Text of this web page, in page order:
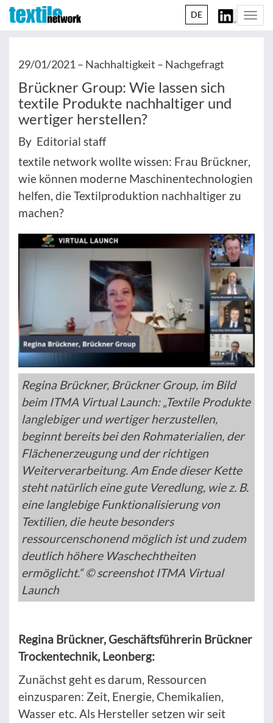
DE
29/01/2021 – Nachhaltigkeit – Nachgefragt
Brückner Group: Wie lassen sich
textile Produkte nachhaltiger und
wertiger herstellen?
By Editorial staff
textile network wollte wissen: Frau Brückner,
wie können moderne Maschinentechnologien
helfen, die Textilproduktion nachhaltiger zu
machen?
Regina Brückner, Brückner Group, im Bild
beim ITMA Virtual Launch: „Textile Produkte
langlebiger und wertiger herzustellen,
beginnt bereits bei den Rohmaterialien, der
Flächenerzeugung und der richtigen
Weiterverarbeitung. Am Ende dieser Kette
steht natürlich eine gute Veredlung, wie z. B.
eine langlebige Funktionalisierung von
Textilien, die heute besonders
ressourcenschonend möglich ist und zudem
deutlich höhere Waschechtheiten
ermöglicht.“ © screenshot ITMA Virtual
Launch
Regina Brückner, Geschäftsführerin Brückner
Trockentechnik, Leonberg:
Zunächst geht es darum, Ressourcen
einzusparen: Zeit, Energie, Chemikalien,
Wasser etc. Als Hersteller setzen wir seit